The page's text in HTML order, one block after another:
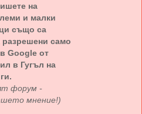
на
и малки
също са
разрешени само
Google от
в Гугъл на
форум -
мнение!)